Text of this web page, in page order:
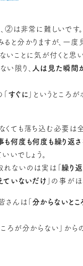
②は非常に難しいです。
ると分かりますが、一度
ことに気が付くと思い
限り、
人は見た瞬間
すぐに 」というところ
ても落ち込む必要は全
も何度も何度も繰り返
いでしょう。
れないのは実は「 繰り
ていないだけ 」の事がほ
さんは「 分からないとこ
ころが分からない」から